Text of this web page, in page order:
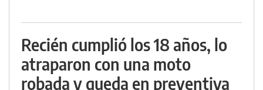
Recién cumplió los 18 años, lo
atraparon con una moto
robada y queda en preventiva